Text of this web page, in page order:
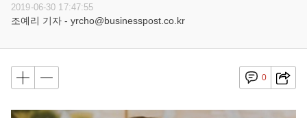
2019-06-30 17:47:55
조예리 기자 - yrcho@businesspost.co.kr
0